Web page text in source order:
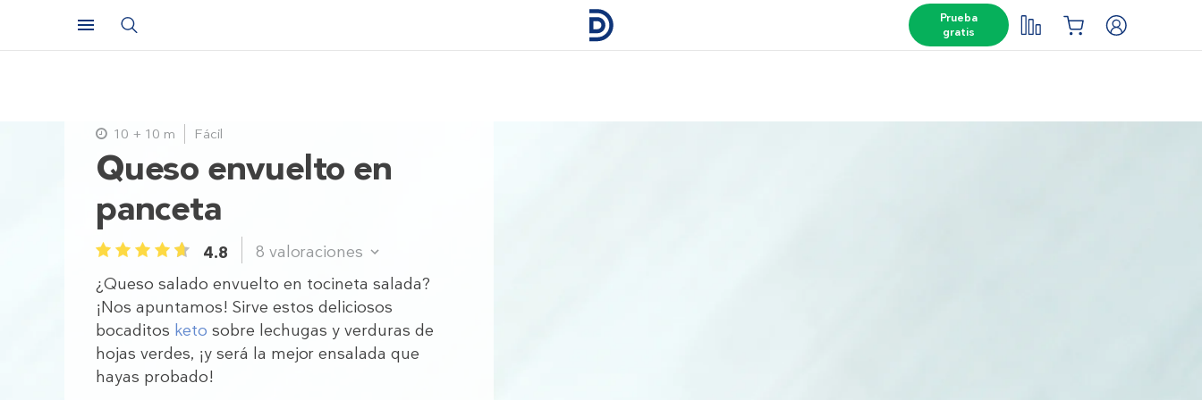
Prueba
gratis
Queso envuelto en
panceta
1 2 3 4 5 4.8 8 valoraciones
¿Queso salado envuelto en tocineta salada?
¡Nos apuntamos! Sirve estos deliciosos
bocaditos keto sobre lechugas y verduras de
hojas verdes, ¡y será la mejor ensalada que
hayas probado!
10 + 10 m Fácil